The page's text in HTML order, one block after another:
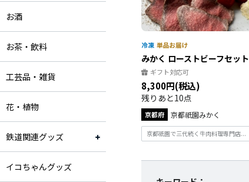
お酒
お茶・飲料
工芸品・雑貨
花・植物
鉄道関連グッズ
イコちゃんグッズ
みかく ローストビーフセット
ギフト対応可
8,300円(税込)
残りあと10点
京都府 京都祇園みかく
京都祇園で三代続く牛肉料理専門店...